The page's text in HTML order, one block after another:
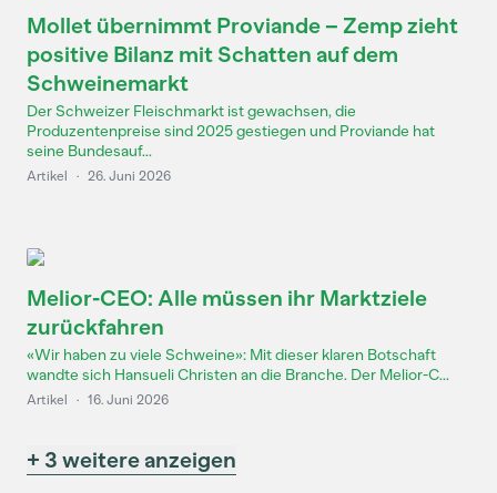
Mollet übernimmt Proviande – Zemp zieht
positive Bilanz mit Schatten auf dem
Schweinemarkt
Der Schweizer Fleischmarkt ist gewachsen, die
Produzentenpreise sind 2025 gestiegen und Proviande hat
seine Bundesauf...
Artikel · 26. Juni 2026
Melior-CEO: Alle müssen ihr Marktziele
zurückfahren
«Wir haben zu viele Schweine»: Mit dieser klaren Botschaft
wandte sich Hansueli Christen an die Branche. Der Melior-C...
Artikel · 16. Juni 2026
+ 3 weitere anzeigen